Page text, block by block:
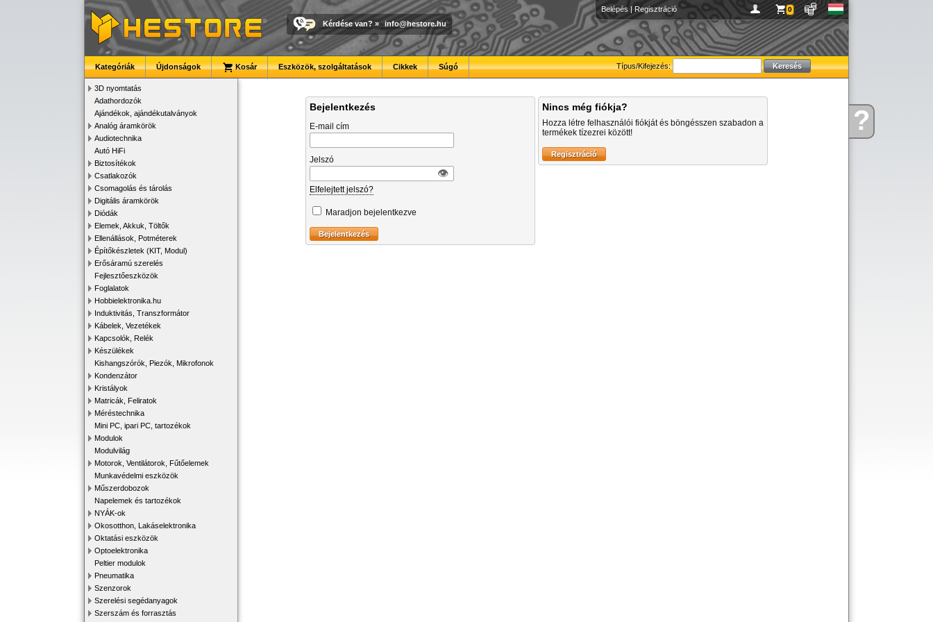
Kérdése?
Belépés | Regisztráció 0
Kérdése van? » info@hestore.hu
Típus/Kifejezés:
Kategóriák Újdonságok Kosár Eszközök, szolgáltatások Cikkek Súgó
3D nyomtatás
Adathordozók
Ajándékok, ajándékutalványok
Analóg áramkörök
Audiotechnika
Autó HiFi
Biztosítékok
Csatlakozók
Csomagolás és tárolás
Digitális áramkörök
Diódák
Elemek, Akkuk, Töltők
Ellenállások, Potméterek
Építőkészletek (KIT, Modul)
Erősáramú szerelés
Fejlesztőeszközök
Foglalatok
Hobbielektronika.hu
Induktivitás, Transzformátor
Kábelek, Vezetékek
Kapcsolók, Relék
Készülékek
Kishangszórók, Piezók, Mikrofonok
Kondenzátor
Kristályok
Matricák, Feliratok
Méréstechnika
Mini PC, ipari PC, tartozékok
Modulok
Modulvilág
Motorok, Ventilátorok, Fűtőelemek
Munkavédelmi eszközök
Műszerdobozok
Napelemek és tartozékok
NYÁK-ok
Okosotthon, Lakáselektronika
Oktatási eszközök
Optoelektronika
Peltier modulok
Pneumatika
Szenzorok
Szerelési segédanyagok
Szerszám és forrasztás
Bejelentkezés
E-mail cím
Jelszó
👁︎
Elfelejtett jelszó?
Maradjon bejelentkezve
Nincs még fiókja?
Hozza létre felhasználói fiókját és böngésszen szabadon a
termékek tízezrei között!